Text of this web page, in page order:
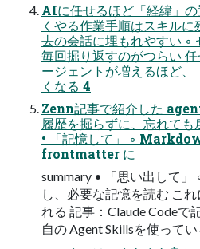
AIに任せるほど「経緯」の
くやる作業手順はスキルに
去の会話に埋もれやすい ◦
毎回掘り返すのがつらい
ージェントが増えるほど、
くなる 4
Zenn記事で紹介した
履歴を掘らずに、忘れて
• 「記憶して」 ◦
frontmatter に
summary • 「思い出して」
し、必要な記憶を読む こ
れる 記事：Claude Codeで
自の Agent Skillsを使って